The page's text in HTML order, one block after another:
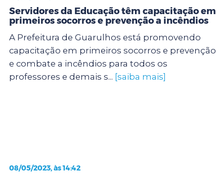
Servidores da Educação têm capacitação em
primeiros socorros e prevenção a incêndios
A Prefeitura de Guarulhos está promovendo
capacitação em primeiros socorros e prevenção
e combate a incêndios para todos os
professores e demais s... [saiba mais]
08/05/2023, às 14:42